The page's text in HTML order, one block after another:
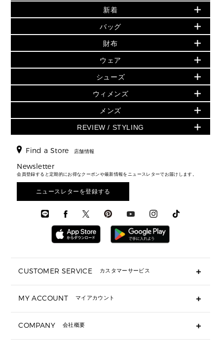
▶ ウィメンズ
バッグ
小物
シューズ・靴
ウェア
アクセサリー
時計
▶ メンズ
バッグ
ウェア
アクセサリー
PRODUCT OF THE MONTH - 今月の特別価格
再値下げアイテム
追加アイテム
▶ ウィメンズすべて(ウェア・シューズ除く)
バッグ
財布・小物
ウェア
シューズ
時計・ジュエリー
アクセサリー
メンズ バッグ
メンズ 財布・小物
メンズ シューズ
メンズ ウェア
メンズ 時計・その他
新着
夏のスタイル
▶ すべて
▶ ウィメンズすべて
財布・小物
アクセサリー
フレグランス
シューズ
▶ メンズすべて
メンズ財布・小物
メンズアクセサリー
メンズウェア
バッグ
人気の定番アイテム
日本限定 - バッグ
▶ ウィメンズすべて
トートバッグ
ショルダーバッグ
クロスボディ・斜め掛け
トラベル
3 IN 1 / 2 IN 1 バッグ
▶ メンズすべて
財布
日本限定 - 財布・小物
▶ ウィメンズすべて
GREENWICH
折り財布(二つ折り・三つ折り)
長財布
▶ メンズすべて
ウェア
▶ ウィメンズすべて
トップス
スカート・パンツ
ジャケット・アウター
▶ メンズすべて
シューズ
▶ ウィメンズすべて
サンダル
スニーカー
▶ メンズすべて
ウィメンズ
人気の定番アイテム
▶ ウィメンズすべて
▶ バッグすべて
通勤・通学アイテム
3 IN 1 バッグ
ミニ財布・フラグメントケース
▶ 小物すべて
定期ケース・カードケース・名刺入れ
サンダル
メンズ
▶ メンズすべて
財布・小物
時計・ジュエリー
アクセサリー
REVIEW / STYLING
エディターレビュー
Find a Store 店舗情報
Newsletter
会員登録すると定期的にお得なクーポンや最新情報をニュースレターでお届けします。
ニュースレターを登録する
CUSTOMER SERVICE カスタマーサービス
ギフト用にラッピングができますか？
ショッピングバッグを購入商品分送ってもらえますか？
注文後に完了メールが受信できないのですが？
MY ACCOUNT マイアカウント
COMPANY 会社概要